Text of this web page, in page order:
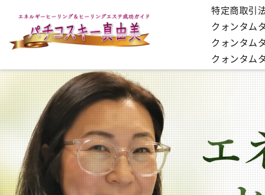
特定商取引
クォンタム
クォンタム
クォンタム